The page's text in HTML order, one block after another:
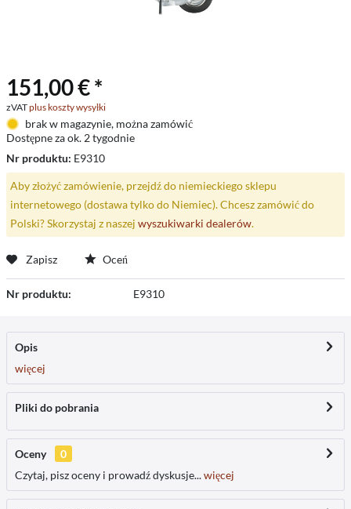
151,00 € *
zVATplus koszty wysyłki
brak w magazynie, można zamówić
Dostępne za ok. 2 tygodnie
Nr produktu: E9310
Aby złożyć zamówienie, przejdź do niemieckiego sklepu
internetowego (dostawa tylko do Niemiec). Chcesz zamówić do
Polski? Skorzystaj z naszej wyszukiwarki dealerów.
Zapisz Oceń
Nr produktu: E9310
Opis
więcej
Pliki do pobrania
Oceny
0
Czytaj, pisz oceny i prowadź dyskusje...więcej